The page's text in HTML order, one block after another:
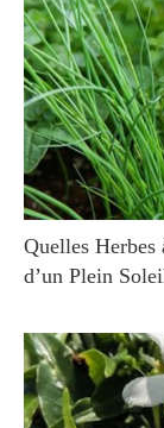
Quelles
d’un Plein